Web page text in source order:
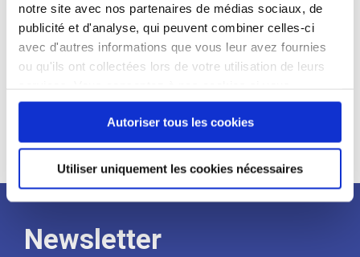
notre site avec nos partenaires de médias sociaux, de
publicité et d'analyse, qui peuvent combiner celles-ci
avec d'autres informations que vous leur avez fournies
ou qu'ils ont collectées lors de votre utilisation de leurs
continuez à utiliser notre site Web.
Autoriser tous les cookies
Utiliser uniquement les cookies nécessaires
Processus
de
recrutement
Newsletter